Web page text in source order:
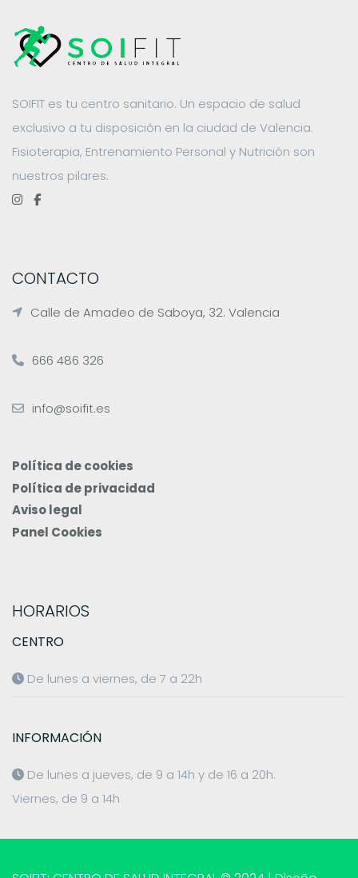
SOIFIT es tu centro sanitario. Un espacio de salud
exclusivo a tu disposición en la ciudad de Valencia.
Fisioterapia, Entrenamiento Personal y Nutrición son
nuestros pilares.
CONTACTO
Calle de Amadeo de Saboya, 32. Valencia
666 486 326
info@soifit.es
Política de cookies
Política de privacidad
Aviso legal
Panel Cookies
HORARIOS
CENTRO
De lunes a viernes, de 7 a 22h
INFORMACIÓN
De lunes a jueves, de 9 a 14h y de 16 a 20h.
Viernes, de 9 a 14h